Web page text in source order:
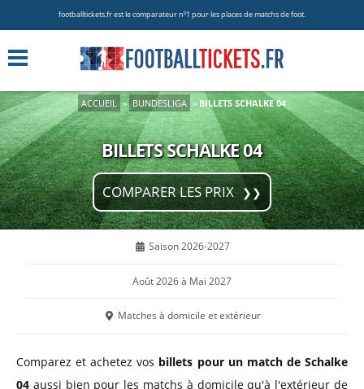
footballtickets.fr est le comparateur nº1 pour les places de matchs de foot.
ACCUEIL » BUNDESLIGA » BILLETS SCHALKE 04
BILLETS SCHALKE 04
COMPARER LES PRIX
Saison 2026-2027
Août 2026 à Mai 2027
Matches à domicile et extérieur
Comparez et achetez vos billets pour un match de Schalke
04 aussi bien pour les matchs à domicile qu'à l'extérieur de